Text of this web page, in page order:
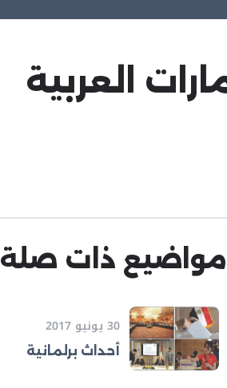
العربية
مواضيع ذات صلة
30 يونيو 2017
أحداث برلمانية